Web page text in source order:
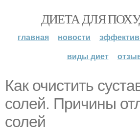
ДИЕТА ДЛЯ
главная новости
виды диет
Как очистить
солей. Причины
солей